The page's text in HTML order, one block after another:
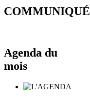
COMMUNIQUÉ
Agenda du
mois